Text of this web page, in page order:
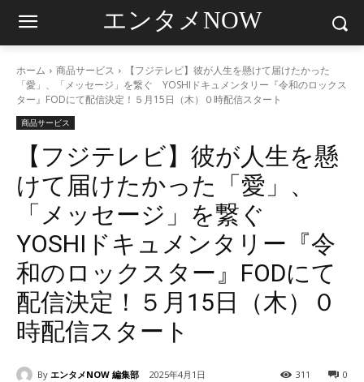
エンタメNOW
ホーム 商品サービス
【フジテレビ】彼が人生を懸けて届けたかった
「愛」、「メッセージ」を繋ぐ YOSHIドキュメンタリー『令和のロックス
ター』FODにて配信決定！５月15日（木）０時配信スタート
商品サービス
【フジテレビ】彼が人生を懸
けて届けたかった「愛」、
「メッセージ」を繋ぐ
YOSHIドキュメンタリー『令
和のロックスター』FODにて
配信決定！５月15日（木）０
時配信スタート
By エンタメNOW 編集部 2025年4月1日 0
311